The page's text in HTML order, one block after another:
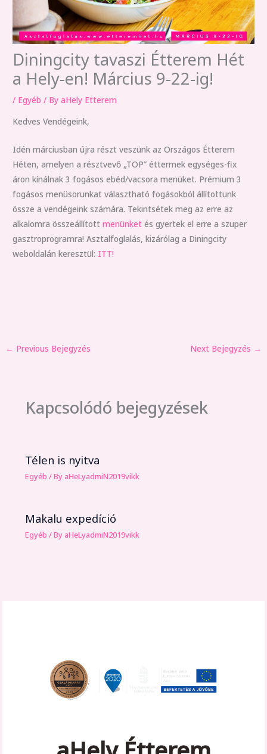
Diningcity tavaszi Étterem Hét
a Hely-en! Március 9-22-ig!
/ Egyéb / ByaHely Etterem
Kedves Vendégeink,
Idén márciusban újra részt veszünk az Országos Étterem
Héten, amelyen a résztvevő „TOP” éttermek egységes-fix
áron kínálnak 3 fogásos ebéd/vacsora menüket. Prémium 3
fogásos menüsorunkat választható fogásokból állítottunk
össze a vendégeink számára. Tekintsétek meg az erre az
alkalomra összeállítottmenünket és gyertek el erre a szuper
gasztroprogramra! Asztalfoglalás, kizárólag a Diningcity
weboldalán keresztül: ITT!
← Previous Bejegyzés Next Bejegyzés →
Kapcsolódó bejegyzések
Télen is nyitva
Egyéb / ByaHeLyadmiN2019vikk
Makalu expedíció
Egyéb / ByaHeLyadmiN2019vikk